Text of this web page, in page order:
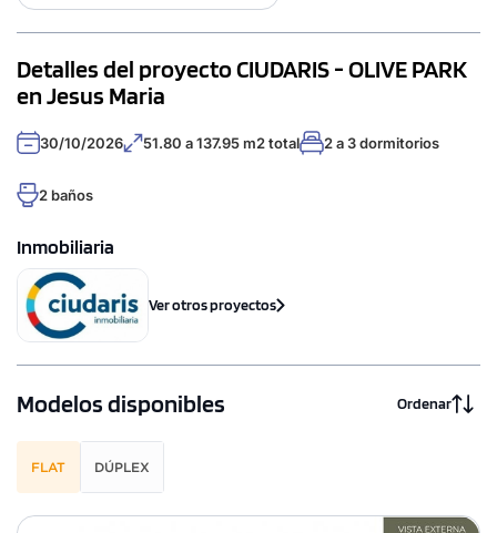
Detalles del proyecto CIUDARIS - OLIVE PARK
en Jesus Maria
30/10/2026 51.80 a 137.95 m2 total 2 a 3 dormitorios
2 baños
Inmobiliaria
Ver otros proyectos
Modelos disponibles Ordenar
FLAT DÚPLEX